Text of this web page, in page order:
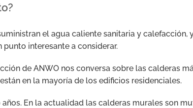
el agua caliente sanitaria y calefacción,
interesante a considerar.
de ANWO nos conversa sobre las calderas
en la mayoría de los edificios residenciales.
En la actualidad las calderas murales son